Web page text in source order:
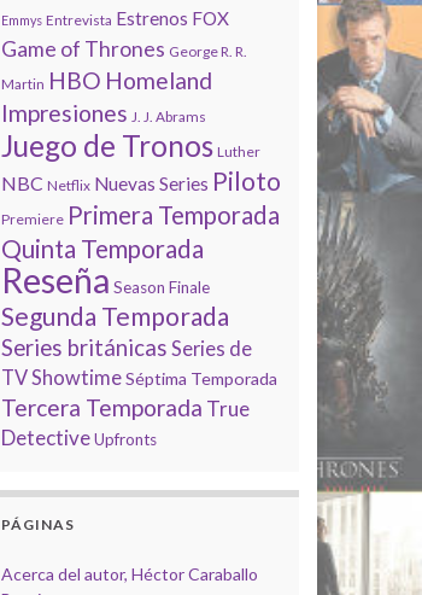
Emmys Entrevista Estrenos FOX
Game of Thrones George R. R.
Martin HBO Homeland
Impresiones J. J. Abrams
Juego de Tronos Luther
NBC Netflix Nuevas Series Piloto
Premiere Primera Temporada
Quinta Temporada
Reseña Season Finale
Segunda Temporada
Series británicas Series de
TVShowtime Séptima Temporada
Tercera Temporada True
Detective Upfronts
PÁGINAS
Acerca del autor, Héctor Caraballo